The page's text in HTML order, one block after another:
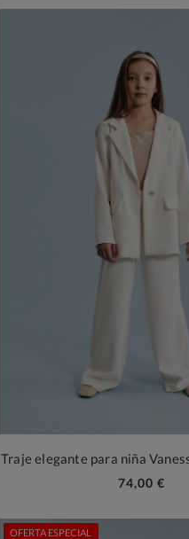
Traje elegante para niña
74,00 €
OFERTA ESPECIAL